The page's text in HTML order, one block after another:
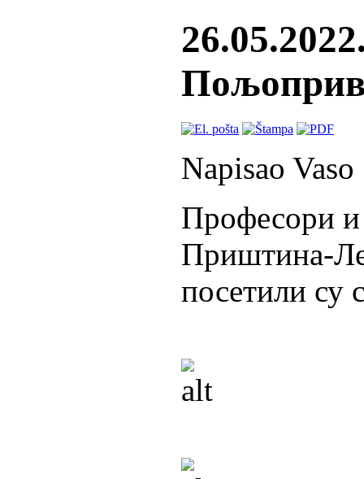
Napisao Vaso
Професори
Приштина-
посетили су